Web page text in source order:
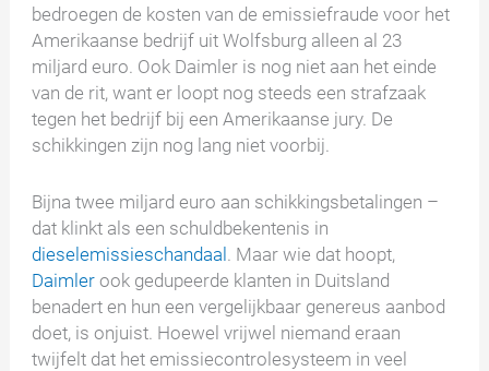
bedroegen de kosten van de emissiefraude voor het
Amerikaanse bedrijf uit Wolfsburg alleen al 23
miljard euro. Ook Daimler is nog niet aan het einde
van de rit, want er loopt nog steeds een strafzaak
tegen het bedrijf bij een Amerikaanse jury. De
schikkingen zijn nog lang niet voorbij.
Bijna twee miljard euro aan schikkingsbetalingen –
dat klinkt als een schuldbekentenis in
dieselemissieschandaal . Maar wie dat hoopt,
Daimler ook gedupeerde klanten in Duitsland
benadert en hun een vergelijkbaar genereus aanbod
doet, is onjuist. Hoewel vrijwel niemand eraan
twijfelt dat het emissiecontrolesysteem in veel